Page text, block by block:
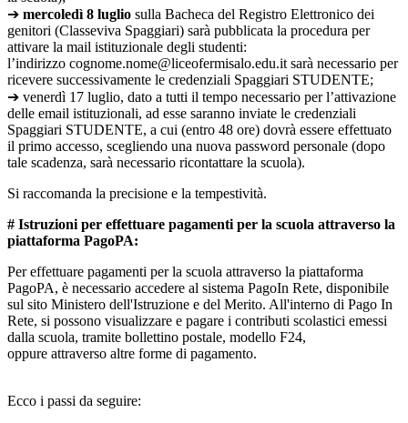
➔ mercoledì 8 luglio sulla Bacheca del Registro Elettronico dei
genitori (Classeviva Spaggiari) sarà pubblicata la procedura per
attivare la mail istituzionale degli studenti:
l’indirizzo cognome.nome@liceofermisalo.edu.it sarà necessario per
ricevere successivamente le credenziali Spaggiari STUDENTE;
➔ venerdì 17 luglio, dato a tutti il tempo necessario per l’attivazione
delle email istituzionali, ad esse saranno inviate le credenziali
Spaggiari STUDENTE, a cui (entro 48 ore) dovrà essere effettuato
il primo accesso, scegliendo una nuova password personale (dopo
tale scadenza, sarà necessario ricontattare la scuola).
Si raccomanda la precisione e la tempestività.
# Istruzioni per effettuare pagamenti per la scuola attraverso la
piattaforma PagoPA:
Per effettuare pagamenti per la scuola attraverso la piattaforma
PagoPA, è necessario accedere al sistema PagoIn Rete, disponibile
sul sito Ministero dell'Istruzione e del Merito. All'interno di Pago In
Rete, si possono visualizzare e pagare i contributi scolastici emessi
dalla scuola, tramite bollettino postale, modello F24,
oppure attraverso altre forme di pagamento.
Ecco i passi da seguire: